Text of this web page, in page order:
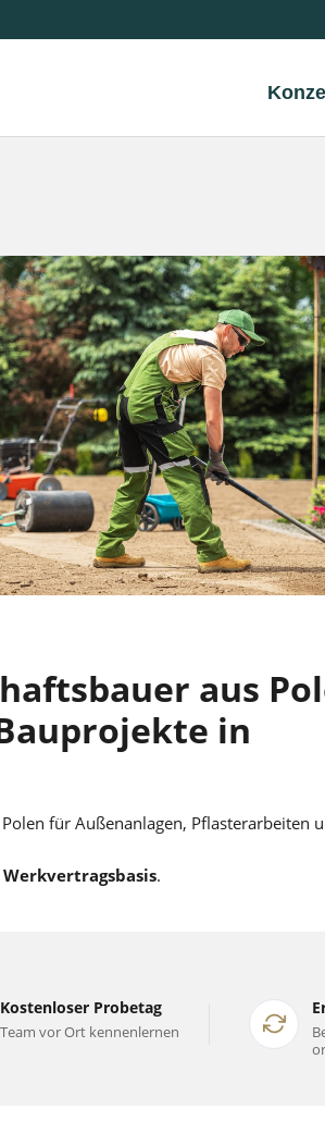
aus
in
für Außenanlagen, Pflasterarbeiten
Werkvertragsbasis.
Kostenloser Probetag
Team vor Ort kennenlernen